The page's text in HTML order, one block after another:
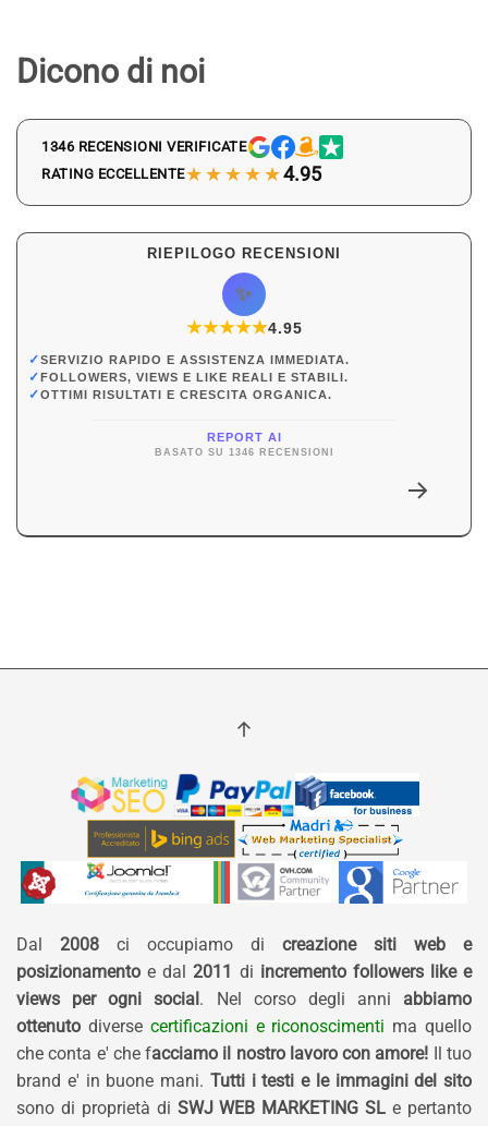
Dicono di noi
1346 RECENSIONI VERIFICATE
RATING ECCELLENTE★★★★★4.95
RIEPILOGO RECENSIONI
✨
★★★★★
★4.95
✓SERVIZIO RAPIDO E ASSISTENZA IMMEDIATA.
✓FOLLOWERS, VIEWS E LIKE REALI E STABILI.
✓OTTIMI RISULTATI E CRESCITA ORGANICA.
REPORT AI
BASATO SU 1346 RECENSIONI
Dal 2008 ci occupiamo di creazione siti web e
posizionamento e dal 2011 di incremento followers like e
views per ogni social . Nel corso degli anni abbiamo
ottenuto diverse certificazioni e riconoscimenti ma quello
che conta e' che facciamo il nostro lavoro con amore! Il tuo
brand e' in buone mani. Tutti i testi e le immagini del sito
sono di proprietà di SWJ WEB MARKETING SL e pertanto